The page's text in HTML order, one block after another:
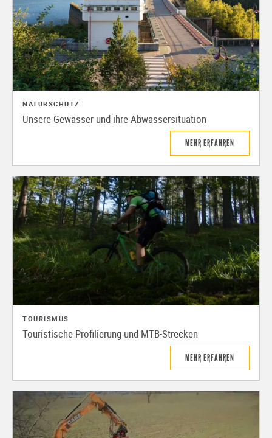
NATURSCHUTZ
Unsere Gewässer und ihre Abwassersituation
MEHR ERFAHREN
TOURISMUS
Touristische Profilierung und MTB-Strecken
MEHR ERFAHREN